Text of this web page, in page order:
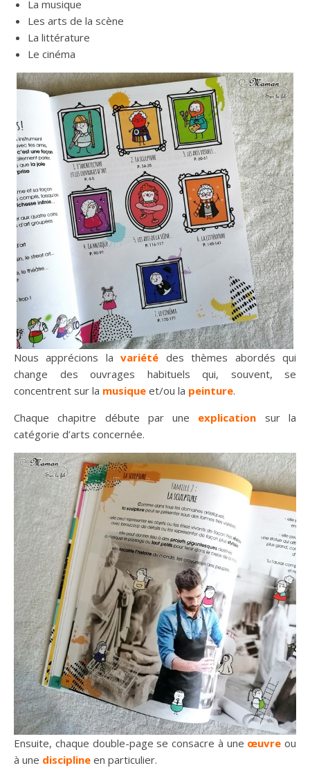
La musique
Les arts de la scène
La littérature
Le cinéma
Nous apprécions lavariété des thèmes abordés qui
change des ouvrages habituels qui, souvent, se
concentrent sur la musique et/ou la peinture.
Chaque chapitre débute par une explication
sur la
catégorie d’arts concernée.
Ensuite, chaque double-page se consacre à une œuvre ou
à une discipline en particulier.